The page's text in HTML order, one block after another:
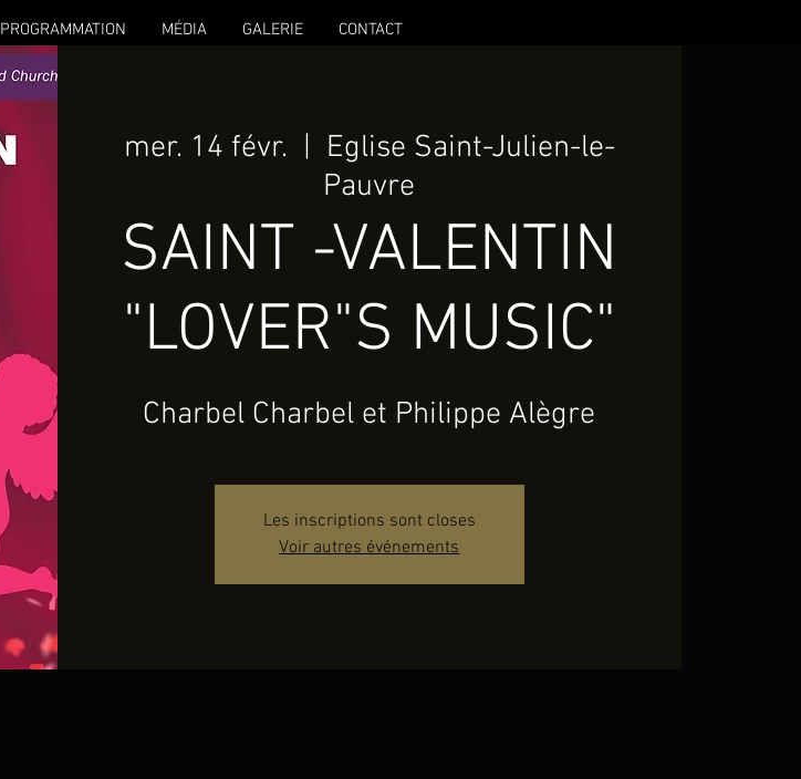
PROGRAMMATION MÉDIA GALERIE CONTACT
mer. 14 févr.
  |
Eglise Saint-Julien-le-
Pauvre
SAINT -VALENTIN
"LOVER"S MUSIC"
Charbel Charbel et Philippe Alègre
Les inscriptions sont closes
Voir autres événements